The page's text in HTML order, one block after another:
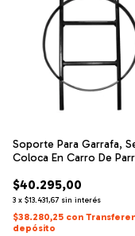
Soporte Para Garrafa,
Coloca En Carro De
$40.295,00
3 x $13.431,67 sin interés
$38.280,25 con
depósito